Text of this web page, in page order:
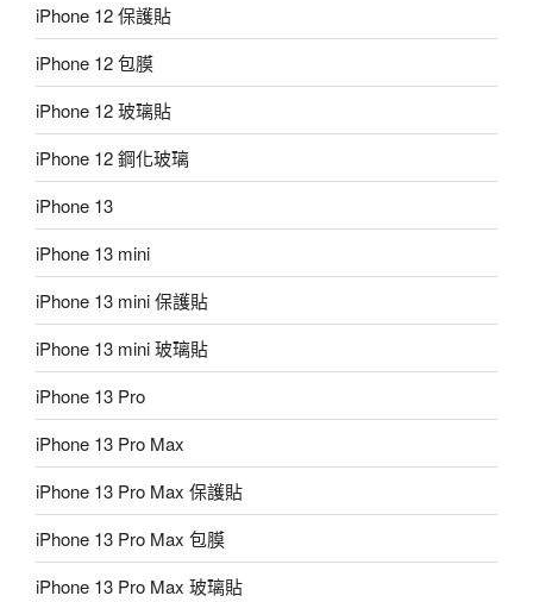
iPhone 12 保護貼
iPhone 12 包膜
iPhone 12 玻璃貼
iPhone 12 鋼化玻璃
iPhone 13
iPhone 13 mini
iPhone 13 mini 保護貼
iPhone 13 mini 玻璃貼
iPhone 13 Pro
iPhone 13 Pro Max
iPhone 13 Pro Max 保護貼
iPhone 13 Pro Max 包膜
iPhone 13 Pro Max 玻璃貼